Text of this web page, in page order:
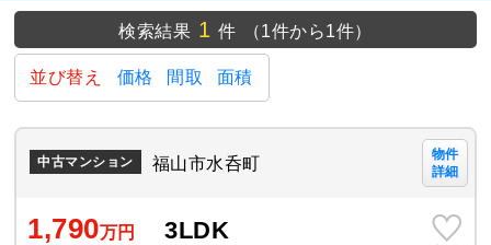
検索結果 1 件 （1件から1件）
並び替え 価格 間取 面積
中古マンション 福山市水呑町
物件
詳細
1,790万円 3LDK